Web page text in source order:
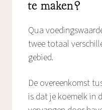
te maken?
Qua
twee totaal
gebied.
De overeenkomst
is dat je koemelk in